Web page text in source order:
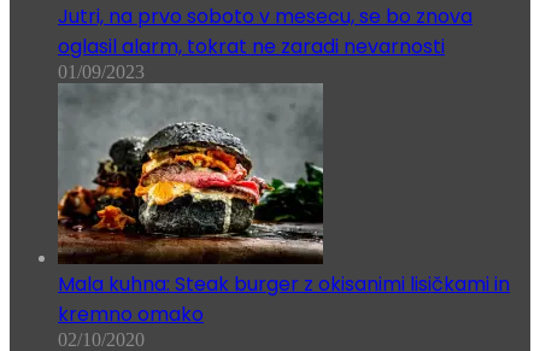
Jutri, na prvo soboto v mesecu, se bo znova
oglasil alarm, tokrat ne zaradi nevarnosti
01/09/2023
Mala kuhna: Steak burger z okisanimi lisičkami in
kremno omako
02/10/2020